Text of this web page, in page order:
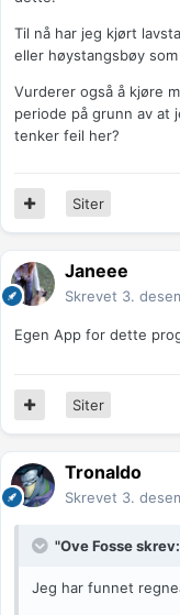
Til nå har jeg kjørt
eller høystangsbøy
Vurderer også å kjøre
periode på grunn av at
tenker feil her?
Siter
Janeee
Skrevet 3.
Egen App for dette
Siter
Tronaldo
Skrevet 3.
"Ove Fosse skrev:
Jeg har funnet